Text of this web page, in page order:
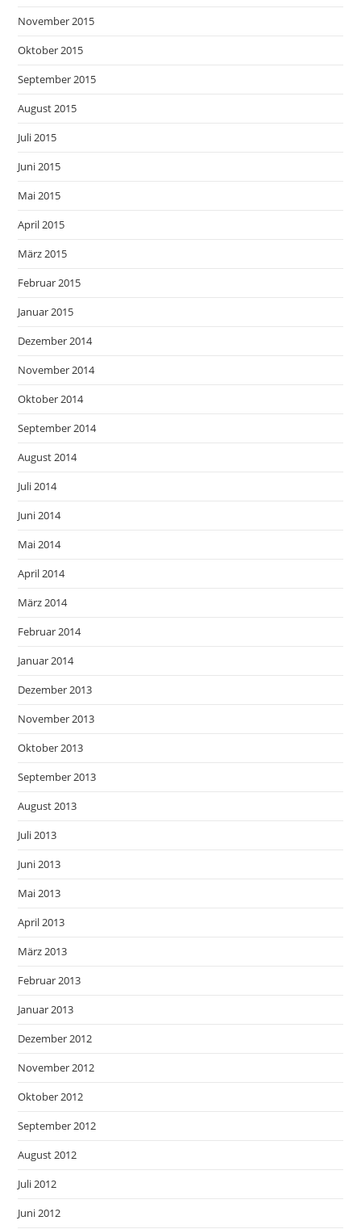
November 2015
Oktober 2015
September 2015
August 2015
Juli 2015
Juni 2015
Mai 2015
April 2015
März 2015
Februar 2015
Januar 2015
Dezember 2014
November 2014
Oktober 2014
September 2014
August 2014
Juli 2014
Juni 2014
Mai 2014
April 2014
März 2014
Februar 2014
Januar 2014
Dezember 2013
November 2013
Oktober 2013
September 2013
August 2013
Juli 2013
Juni 2013
Mai 2013
April 2013
März 2013
Februar 2013
Januar 2013
Dezember 2012
November 2012
Oktober 2012
September 2012
August 2012
Juli 2012
Juni 2012